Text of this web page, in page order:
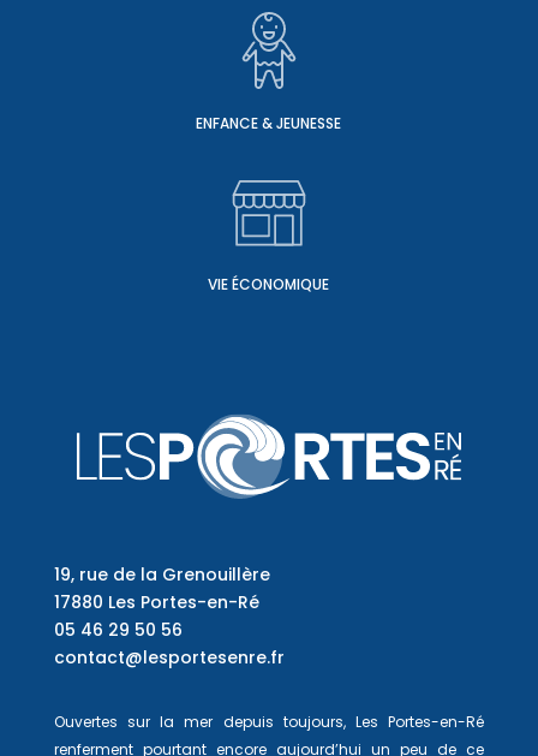
ENFANCE & JEUNESSE
VIE ÉCONOMIQUE
19, rue de la Grenouillère
17880 Les Portes-en-Ré
05 46 29 50 56
contact@lesportesenre.fr
Ouvertes sur la mer depuis toujours, Les Portes-en-Ré
renferment pourtant encore aujourd’hui un peu de ce